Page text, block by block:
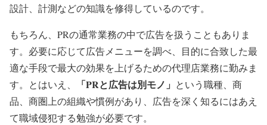
設計、計測などの知識を修得しているのです。
もちろん、PRの通常業務の中で広告を扱うこともありま
す。必要に応じて広告メニューを調べ、目的に合致した最
適な手段で最大の効果を上げるための代理店業務に勤みま
す。とはいえ、
「PRと広告は別モノ」 という職種、商
品、商圏上の組織や慣例があり、広告を深く知るにはあえ
て職域侵犯する勉強が必要です。